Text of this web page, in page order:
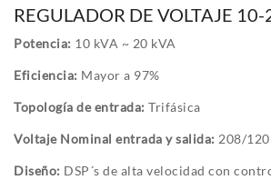
REGULADOR DE VOLTAJE
Potencia: 10 kVA ~ 20 kVA
Eficiencia: Mayor a 97%
Topología de entrada: Trifásica
Voltaje Nominal entrada y salida: 208/120
Diseño: DSP´s de alta velocidad con